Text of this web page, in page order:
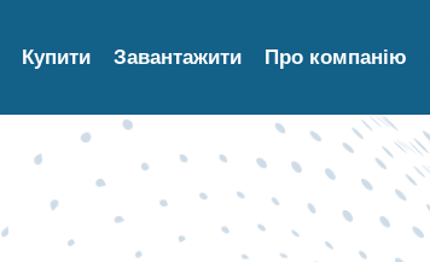
Купити Завантажити Про компанію